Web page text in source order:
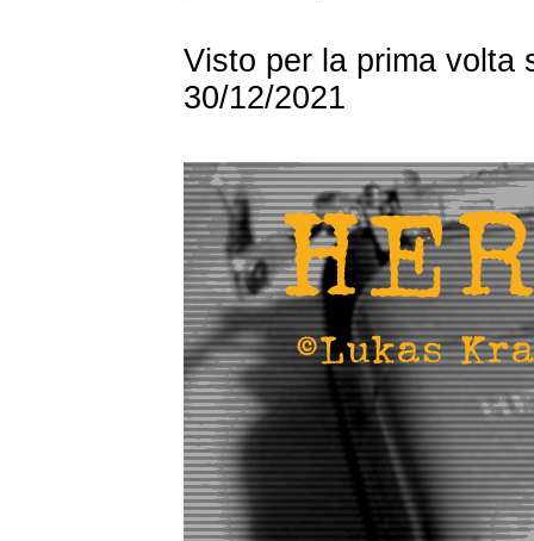
Visto per la prima volta
30/12/2021